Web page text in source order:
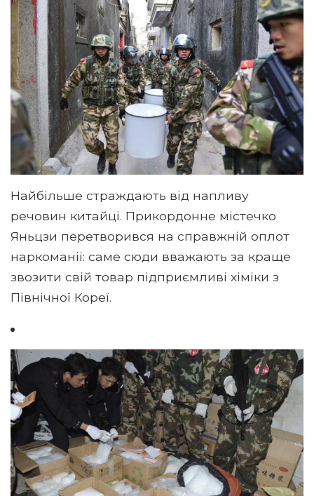
Найбільше страждають від напливу
речовин китайці. Прикордонне містечко
Яньцзи перетворився на справжній оплот
наркоманії: саме сюди вважають за краще
звозити свій товар підприємливі хіміки з
Північної Кореї.